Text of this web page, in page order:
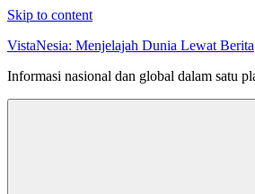
Skip to content
VistaNesia: Menjelajah Dunia Lewat Berita
Informasi nasional dan global dalam satu